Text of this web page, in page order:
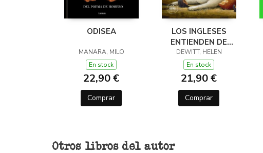
ODISEA
MANARA, MILO
En stock
22,90 €
Comprar
LOS INGLESES
ENTIENDEN DE
LANA (Y OTROS
TRUCOS)
DEWITT, HELEN
En stock
21,90 €
Comprar
Otros libros del autor